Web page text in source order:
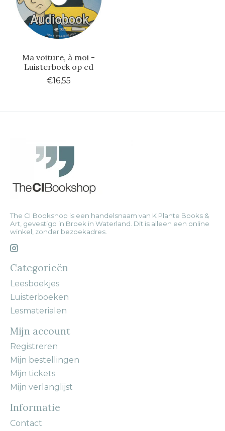
Ma voiture, à moi -
Luisterboek op cd
€16,55
The CI Bookshop is een handelsnaam van K Plante Books &
Art, gevestigd in Broek in Waterland. Dit is alleen een online
winkel, zonder bezoekadres.
Categorieën
Leesboekjes
Luisterboeken
Lesmaterialen
Mijn account
Registreren
Mijn bestellingen
Mijn tickets
Mijn verlanglijst
Informatie
Contact